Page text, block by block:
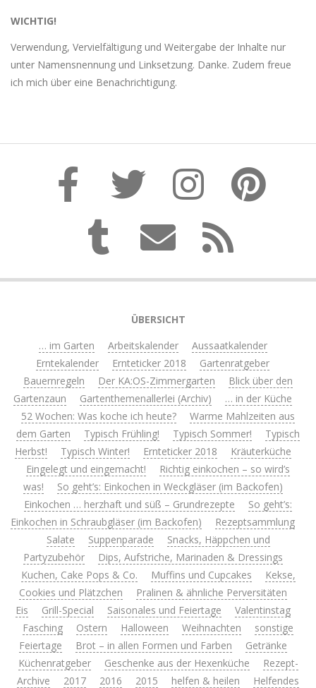
WICHTIG!
Verwendung, Vervielfältigung und Weitergabe der Inhalte nur
unter Namensnennung und Linksetzung. Danke. Zudem freue
ich mich über eine Benachrichtigung.
ÜBERSICHT
… im Garten
Arbeitskalender
Aussaatkalender
Erntekalender
Ernteticker 2018
Gartenratgeber
Bauernregeln
Der KA:OS-Zimmergarten
Blick über den
Gartenzaun
Gartenthemenallerlei (Archiv)
… in der Küche
52 Wochen: Was koche ich heute?
Warme Mahlzeiten aus
dem Garten
Typisch Frühling! Typisch Sommer!
Typisch
Herbst!
Typisch Winter! Ernteticker 2018
Kräuterküche
Eingelegt und eingemacht!
Richtig einkochen – so wird’s
was!
So geht’s: Einkochen in Weckgläser (im Backofen)
Einkochen … herzhaft und süß – Grundrezepte
So geht’s:
Einkochen in Schraubgläser (im Backofen)
Rezeptsammlung
Salate
Suppenparade
Snacks, Häppchen und
Partyzubehör
Dips, Aufstriche, Marinaden & Dressings
Kuchen, Cake Pops & Co.
Muffins und Cupcakes
Kekse,
Cookies und Plätzchen
Pralinen & ähnliche Perversitäten
Eis
Grill-Special Saisonales und Feiertage
Valentinstag
Fasching
Ostern Halloween Weihnachten
sonstige
Feiertage
Brot – in allen Formen und Farben
Getränke
Küchenratgeber
Geschenke aus der Hexenküche
Rezept-
Archive
2017 2016 2015 helfen & heilen
Helfendes